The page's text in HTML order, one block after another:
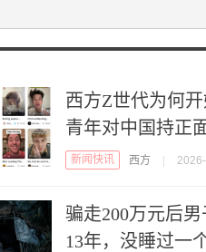
西方Z世代为何
青年对中国持正
新闻快讯 西方
骗走200万元后
13年，没睡过一